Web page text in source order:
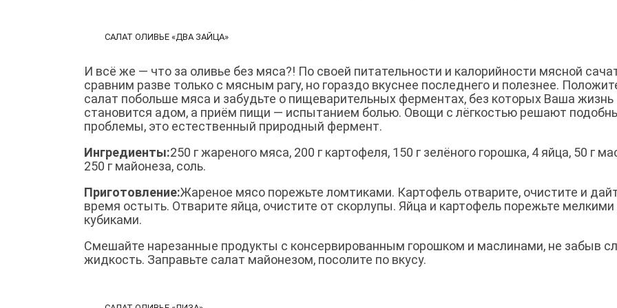
САЛАТ ОЛИВЬЕ «ДВА ЗАЙЦА»
И всё же — что за оливье без мяса?! По своей питательности и калорийности мясной
сравним разве только с мясным рагу, но гораздо вкуснее последнего и полезнее.
салат побольше мяса и забудьте о пищеварительных ферментах, без которых Ваша жизнь
становится адом, а приём пищи — испытанием болью. Овощи с лёгкостью решают
проблемы, это естественный природный фермент.
Ингредиенты:250 г жареного мяса, 200 г картофеля, 150 г зелёного горошка, 4 яйца, 50 г
250 г майонеза, соль.
Приготовление:Жареное мясо порежьте ломтиками. Картофель отварите, очистите и
время остыть. Отварите яйца, очистите от скорлупы. Яйца и картофель порежьте мелкими
кубиками.
Смешайте нарезанные продукты с консервированным горошком и маслинами, не забыв
жидкость. Заправьте салат майонезом, посолите по вкусу.